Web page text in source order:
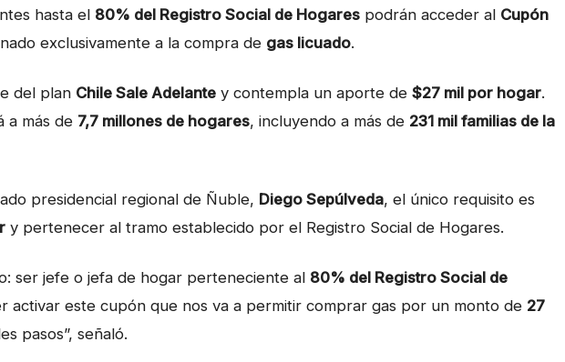
hasta el 80% del Registro Social de Hogares podrán acceder al Cupón
exclusivamente a la compra de gas licuado.
del plan Chile Sale Adelante y contempla un aporte de $27 mil por hogar.
a más de 7,7 millones de hogares, incluyendo a más de 231 mil familias de la
presidencial regional de Ñuble, Diego Sepúlveda, el único requisito es
y pertenecer al tramo establecido por el Registro Social de Hogares.
ser jefe o jefa de hogar perteneciente al 80% del Registro Social de
activar este cupón que nos va a permitir comprar gas por un monto de 27
pasos”, señaló.